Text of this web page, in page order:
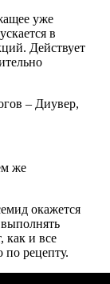
уже
в
Действует
– Диувер,
же
окажется
выполнять
как и все
по рецепту.